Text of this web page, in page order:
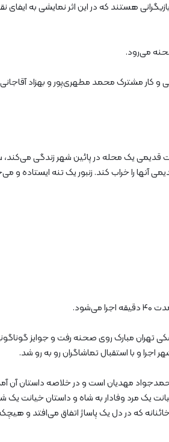
هستند که در این اثر نمایشی به ایفای
و کار مشترک محمد مطهری‌پور و بهزاد
قدیمی یک محله در پائین شهر زندگی
را خراب کند. زنبور یک تنه ایستاده و
مبارک روی صحنه رفت و جوایز
و با استقبال تماشاگران رو به رو شد.
‌مهدیان است و در خلاصه داستان آن
یک مرد وفادار به شاه و داستان خیانت یک
که در دل یک پاساژ اتفاق می‌افتد و